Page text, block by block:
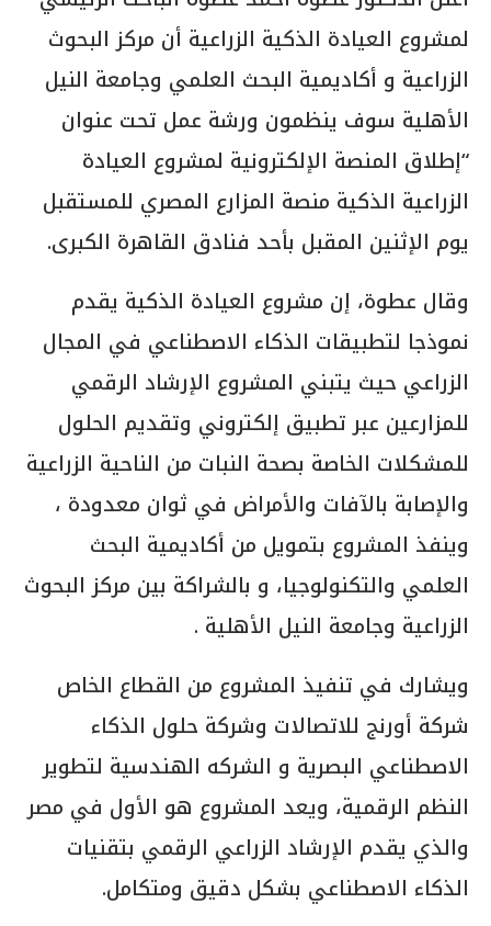
لمشروع العيادة الذكية الزراعية أن مركز البحوث
الزراعية و أكاديمية البحث العلمي وجامعة النيل
الأهلية سوف ينظمون ورشة عمل تحت عنوان
“إطلاق المنصة الإلكترونية لمشروع العيادة
الزراعية الذكية منصة المزارع المصري للمستقبل
يوم الإثنين المقبل بأحد فنادق القاهرة الكبرى.
وقال عطوة، إن مشروع العيادة الذكية يقدم
نموذجا لتطبيقات الذكاء الاصطناعي في المجال
الزراعي حيث يتبني المشروع الإرشاد الرقمي
للمزارعين عبر تطبيق إلكتروني وتقديم الحلول
للمشكلات الخاصة بصحة النبات من الناحية الزراعية
والإصابة بالآفات والأمراض في ثوان معدودة ،
وينفذ المشروع بتمويل من أكاديمية البحث
العلمي والتكنولوجيا، و بالشراكة بين مركز البحوث
الزراعية وجامعة النيل الأهلية .
ويشارك في تنفيذ المشروع من القطاع الخاص
شركة أورنج للاتصالات وشركة حلول الذكاء
الاصطناعي البصرية و الشركه الهندسية لتطوير
النظم الرقمية، ويعد المشروع هو الأول في مصر
والذي يقدم الإرشاد الزراعي الرقمي بتقنيات
الذكاء الاصطناعي بشكل دقيق ومتكامل.